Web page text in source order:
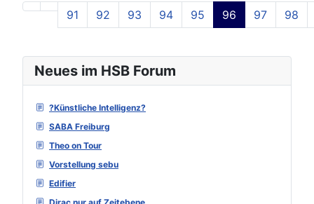
Neues im HSB Forum
?Künstliche Intelligenz?
SABA Freiburg
Theo on Tour
Vorstellung sebu
Edifier
Seite 96 von 129
91 92 93 94 95 96 97 98